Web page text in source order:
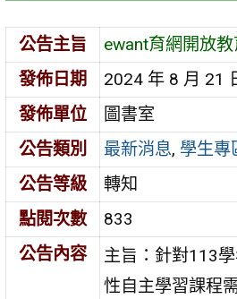
公告主旨
ewant育網開放
發佈日期
2024 年 8 月 21
發佈單位
圖書室
公告類別
最新消息, 學生專
公告等級
轉知
點閱次數
833
公告內容
主旨：針對113
性自主學習課程